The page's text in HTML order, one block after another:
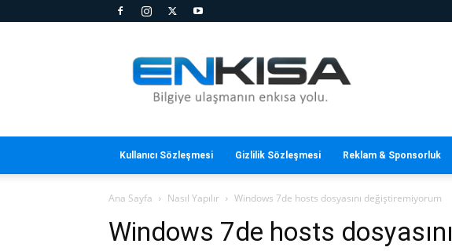
Kısa
Kullanıcı Sözleşmesi Gizlilik Sözleşmesi Reklam & Sponsorluk
Ana Sayfa Nasıl Yapılır Windows 7de hosts dosyasını değiştiremiyorum
Windows 7de hosts dosyasını